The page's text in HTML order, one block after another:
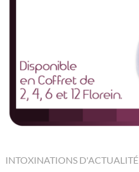
INTOXINATIONS D'ACTUALITÉ